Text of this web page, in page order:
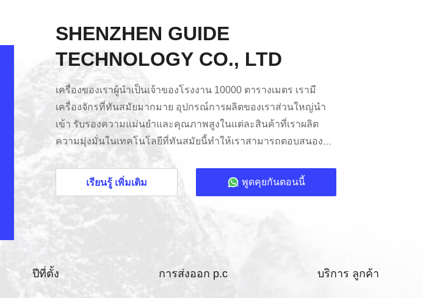
SHENZHEN GUIDE
TECHNOLOGY CO., LTD
เครื่องของเราผู้นําเป็นเจ้าของโรงงาน 10000 ตารางเมตร เรามี
เครื่องจักรที่ทันสมัยมากมาย อุปกรณ์การผลิตของเราส่วนใหญ่นํา
เข้า รับรองความแม่นยําและคุณภาพสูงในแต่ละสินค้าที่เราผลิต
ความมุ่งมั่นในเทคโนโลยีที่ทันสมัยนี้ทําให้เราสามารถตอบสนอง
มาตรฐานอุตสาหกรรมที่สูงที่สุด และให้ผลงานที่พิเศษสําหรับลูกค้า
ของเราคุณภาพและความแม่นยําเป็นหลักของการดําเนินงาน
โรงงานของเราพนักงานของกิ๊ดทุกคนได้รับการฝึกอบรมอย่างเข้ม
งวด ทุกการสั่งซื้อการแสดงของกิ๊ดจะถูกทดสอบ 72 ชั่วโมงก่อนกา
รส่งกําแพงวิดีโอ LED ของเราผ่านการทดสอบอย...
เรียนรู้ เพิ่มเติม พูดคุยกันตอนนี้
ปีที่ตั้ง การส่งออก p.c บริการ ลูกค้า